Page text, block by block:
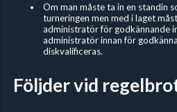
Om man måste ta in en standin
turneringen men med i laget
administratör för godkännande
administratör innan för
diskvalificeras.
Följder vid